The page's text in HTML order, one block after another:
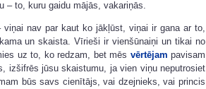
– to, kuru gaidu mājās, vakariņās.
nav par kaut ko jākļūst, viņai ir gana ar to,
un skaista. Vīrieši ir vienšūnaiņi un tikai no
uz to, ko redzam, bet mēs vērtējam pavisam
izšifrēs jūsu skaistumu, ja vien viņu neputrosiet
būs savs cienītājs, vai dzejnieks, vai princis